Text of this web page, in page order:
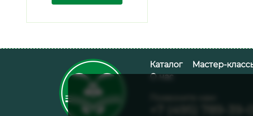
Каталог Мастер-
О нас